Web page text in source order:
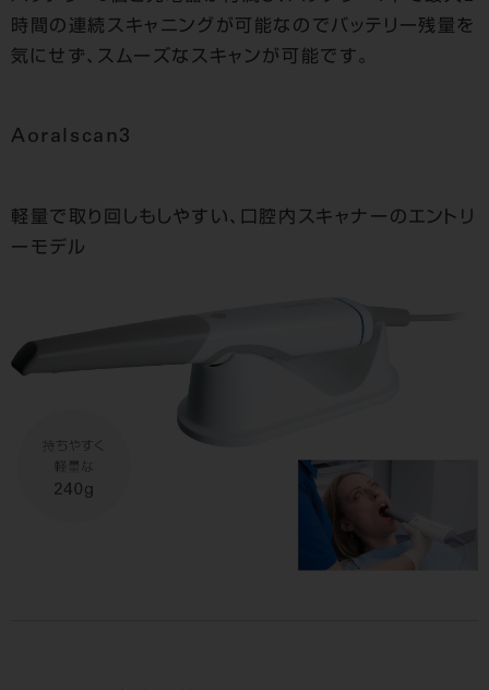
時間の連続スキャニングが可能なのでバッテリー残量を
気にせず、スムーズなスキャンが可能です。
Aoralscan3
軽量で取り回しもしやすい、口腔内スキャナーのエントリ
ーモデル